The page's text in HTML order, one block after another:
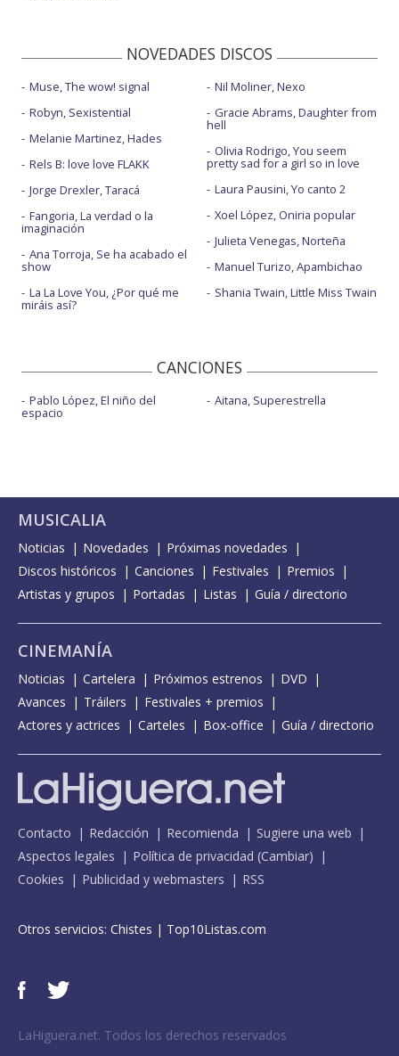
NOVEDADES DISCOS
Muse, The wow! signal
Robyn, Sexistential
Melanie Martinez, Hades
Rels B: love love FLAKK
Jorge Drexler, Taracá
Fangoria, La verdad o la
imaginación
Ana Torroja, Se ha acabado el
show
La La Love You, ¿Por qué me
miráis así?
Nil Moliner, Nexo
Gracie Abrams, Daughter from
hell
Olivia Rodrigo, You seem
pretty sad for a girl so in love
Laura Pausini, Yo canto 2
Xoel López, Oniria popular
Julieta Venegas, Norteña
Manuel Turizo, Apambichao
Shania Twain, Little Miss Twain
CANCIONES
Pablo López, El niño del
espacio
Aitana, Superestrella
MUSICALIA
Noticias Novedades
Próximas novedades
Discos históricos
Canciones Festivales
Premios
Artistas y grupos
Portadas Listas Guía / directorio
CINEMANÍA
Noticias Cartelera Próximos estrenos
DVD
Avances
Tráilers
Festivales + premios
Actores y actrices
Carteles Box-office Guía / directorio
Contacto Redacción Recomienda
Sugiere una web
Aspectos legales
Política de privacidad (Cambiar)
Cookies
Publicidad y webmasters RSS
Otros servicios: Chistes | Top10Listas.com
LaHiguera.net. Todos los derechos reservados